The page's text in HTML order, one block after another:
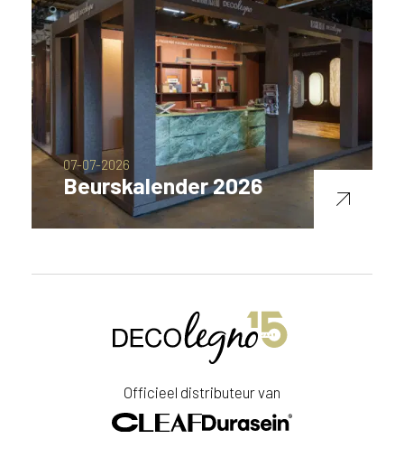
07-07-2026
Beurskalender 2026
Officieel distributeur van